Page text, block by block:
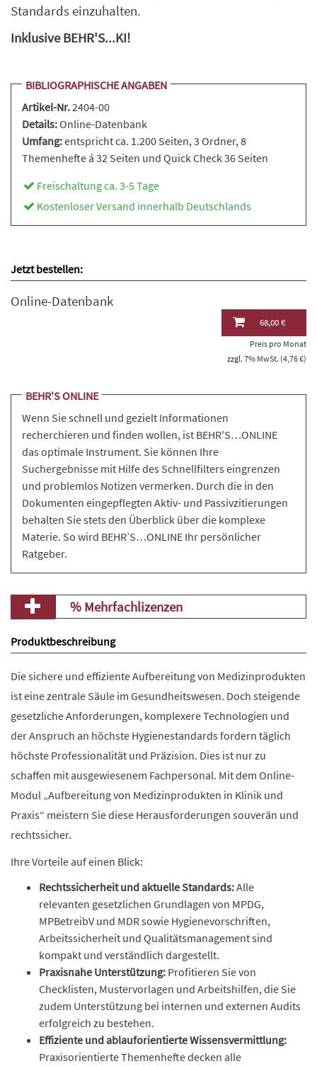
Standards einzuhalten.
Inklusive BEHR'S...KI!
BIBLIOGRAPHISCHE ANGABEN
Artikel-Nr.2404-00
Details:Online-Datenbank
Umfang:entspricht ca. 1.200 Seiten, 3 Ordner, 8
Themenhefte á 32 Seiten und Quick Check 36 Seiten
Freischaltung ca. 3-5 Tage
Kostenloser Versand innerhalb Deutschlands
Jetzt bestellen:
Online-Datenbank
68,00 €
Preis pro Monat
zzgl. 7% MwSt. (4,76 €)
BEHR'S ONLINE
Wenn Sie schnell und gezielt Informationen
recherchieren und finden wollen, ist BEHR'S…ONLINE
das optimale Instrument. Sie können Ihre
Suchergebnisse mit Hilfe des Schnellfilters eingrenzen
und problemlos Notizen vermerken. Durch die in den
Dokumenten eingepflegten Aktiv- und Passivzitierungen
behalten Sie stets den Überblick über die komplexe
Materie. So wird BEHR’S…ONLINE Ihr persönlicher
Ratgeber.
% Mehrfachlizenzen
Produktbeschreibung
Die sichere und effiziente Aufbereitung von Medizinprodukten
ist eine zentrale Säule im Gesundheitswesen. Doch steigende
gesetzliche Anforderungen, komplexere Technologien und
der Anspruch an höchste Hygienestandards fordern täglich
höchste Professionalität und Präzision. Dies ist nur zu
schaffen mit ausgewiesenem Fachpersonal. Mit dem Online-
Modul „Aufbereitung von Medizinprodukten in Klinik und
Praxis“ meistern Sie diese Herausforderungen souverän und
rechtssicher.
Ihre Vorteile auf einen Blick:
Rechtssicherheit und aktuelle Standards:Alle
relevanten gesetzlichen Grundlagen von MPDG,
MPBetreibV und MDR sowie Hygienevorschriften,
Arbeitssicherheit und Qualitätsmanagement sind
kompakt und verständlich dargestellt.
Praxisnahe Unterstützung: Profitieren Sie von
Checklisten, Mustervorlagen und Arbeitshilfen, die Sie
zudem Unterstützung bei internen und externen Audits
erfolgreich zu bestehen.
Effiziente und ablauforientierte Wissensvermittlung:
Praxisorientierte Themenhefte decken alle